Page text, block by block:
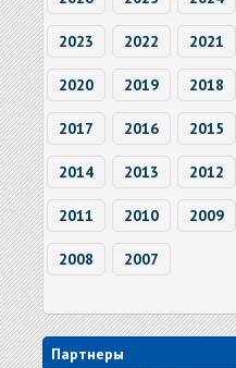
2023 2022 2021
2020 2019 2018
2017 2016 2015
2014 2013 2012
2011 2010 2009
2008 2007
Партнеры